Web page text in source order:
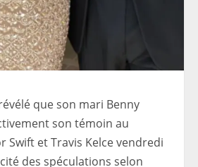
que son mari Benny
son témoin au
Swift et Travis Kelce vendredi
des spéculations selon